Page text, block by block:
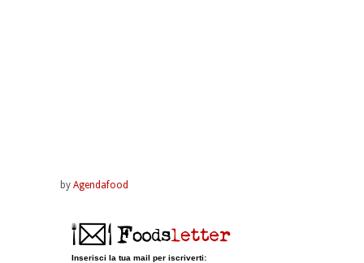
by Agendafood
Inserisci la tua mail per iscriverti: